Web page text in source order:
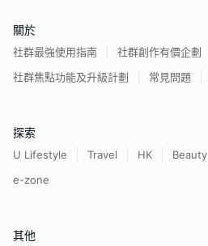
關於
社群最強使用指南
社群創作有價企劃
社群焦點功能及升級計劃
常見問題
探索
U Lifestyle Travel HK Beauty
e-zone
其他